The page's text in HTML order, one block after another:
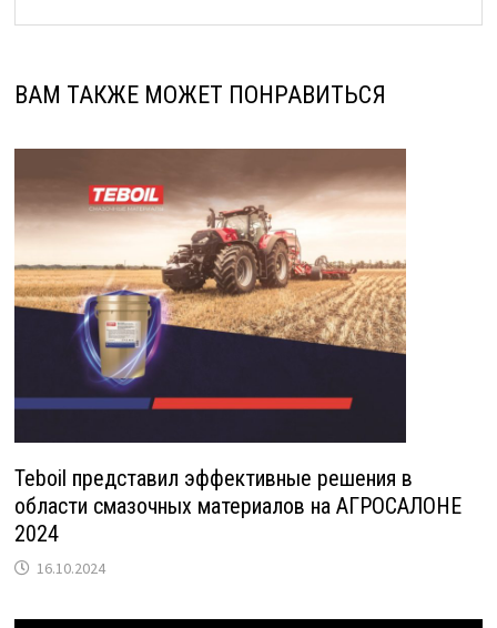
ВАМ ТАКЖЕ МОЖЕТ ПОНРАВИТЬСЯ
Teboil представил эффективные решения в
области смазочных материалов на АГРОСАЛОНЕ
2024
16.10.2024